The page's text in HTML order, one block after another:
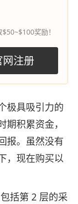
奖励！
网注册
极具吸引力的
积累资金，
报。虽然没有
，现在购买以
括第 2 层的采